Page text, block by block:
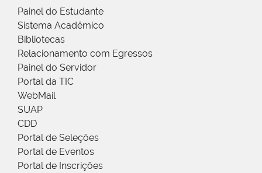
Painel do Estudante
Sistema Acadêmico
Bibliotecas
Relacionamento com Egressos
Painel do Servidor
Portal da TIC
WebMail
SUAP
CDD
Portal de Seleções
Portal de Eventos
Portal de Inscrições